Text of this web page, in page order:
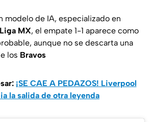
modelo de IA, especializado en
Liga MX, el empate 1-1 aparece como
aunque no se descarta una
los Bravos
¡SE CAE A PEDAZOS! Liverpool
la salida de otra leyenda